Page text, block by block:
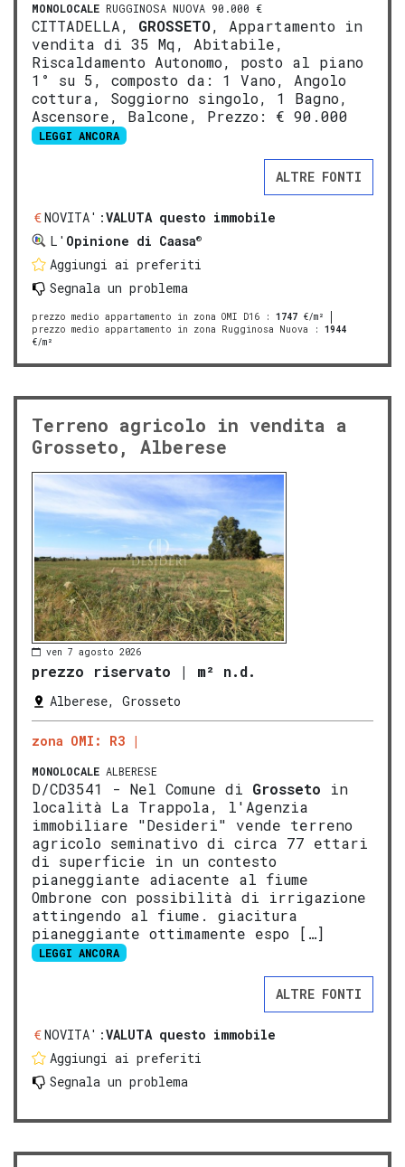
MONOLOCALE RUGGINOSA NUOVA 90.000 €
CITTADELLA, GROSSETO, Appartamento in
vendita di 35 Mq, Abitabile,
Riscaldamento Autonomo, posto al piano
1° su 5, composto da: 1 Vano, Angolo
cottura, Soggiorno singolo, 1 Bagno,
Ascensore, Balcone, Prezzo: € 90.000
LEGGI ANCORA
ALTRE FONTI
NOVITA':VALUTA questo immobile
L' Opinione di Caasa®
Aggiungi ai preferiti
Segnala un problema
prezzo medio appartamento in zona OMI D16 : 1747 €/m²
prezzo medio appartamento in zona Rugginosa Nuova : 1944
€/m²
Terreno agricolo in vendita a
Grosseto, Alberese
ven 7 agosto 2026
prezzo riservato | m² n.d.
Alberese, Grosseto
zona OMI: R3
MONOLOCALE ALBERESE
D/CD3541 - Nel Comune di Grosseto in
località La Trappola, l'Agenzia
immobiliare "Desideri" vende terreno
agricolo seminativo di circa 77 ettari
di superficie in un contesto
pianeggiante adiacente al fiume
Ombrone con possibilità di irrigazione
attingendo al fiume. giacitura
pianeggiante ottimamente espo […]
LEGGI ANCORA
ALTRE FONTI
NOVITA':VALUTA questo immobile
Aggiungi ai preferiti
Segnala un problema